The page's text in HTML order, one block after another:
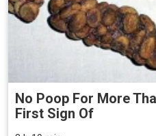
No Poop For More
First Sign Of